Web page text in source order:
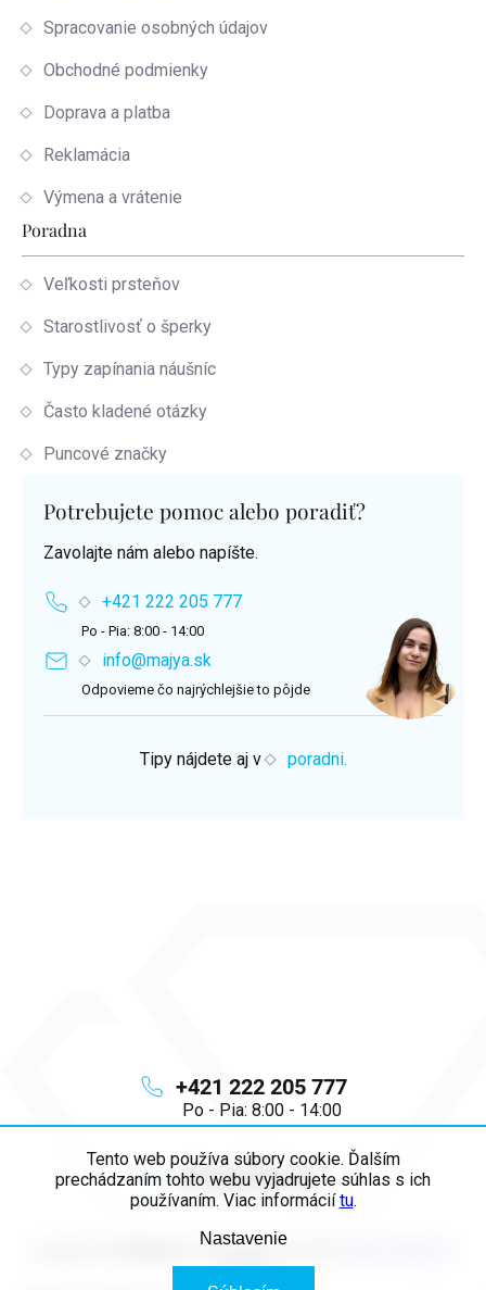
Tento web používa súbory cookie. Ďalším
prechádzaním tohto webu vyjadrujete súhlas s ich
používaním. Viac informáciítu.
Nastavenie
info@majya.sk
+421 222 205 777
Po - Pia: 8:00 - 14:00
Spracovanie osobných údajov
Obchodné podmienky
Doprava a platba
Reklamácia
Výmena a vrátenie
Poradna
Veľkosti prsteňov
Starostlivosť o šperky
Typy zapínania náušníc
Často kladené otázky
Puncové značky
Potrebujete pomoc alebo poradiť?
Zavolajte nám alebo napíšte.
+421 222 205 777
Po - Pia: 8:00 - 14:00
info@majya.sk
Odpovieme čo najrýchlejšie to pôjde
Tipy nájdete aj v poradni.
cookies